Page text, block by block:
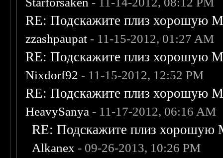
RE: Подскажите плиз хорошую
zzashpaupat - 11-15-2012, 01:27 AM
RE: Подскажите плиз хорошую
Nixdorf92 - 11-15-2012, 12:52 PM
RE: Подскажите плиз хорошую
HeavySanya - 11-17-2012, 06:16 AM
RE: Подскажите плиз хорошую
Alkanex - 09-26-2013, 10:26 PM